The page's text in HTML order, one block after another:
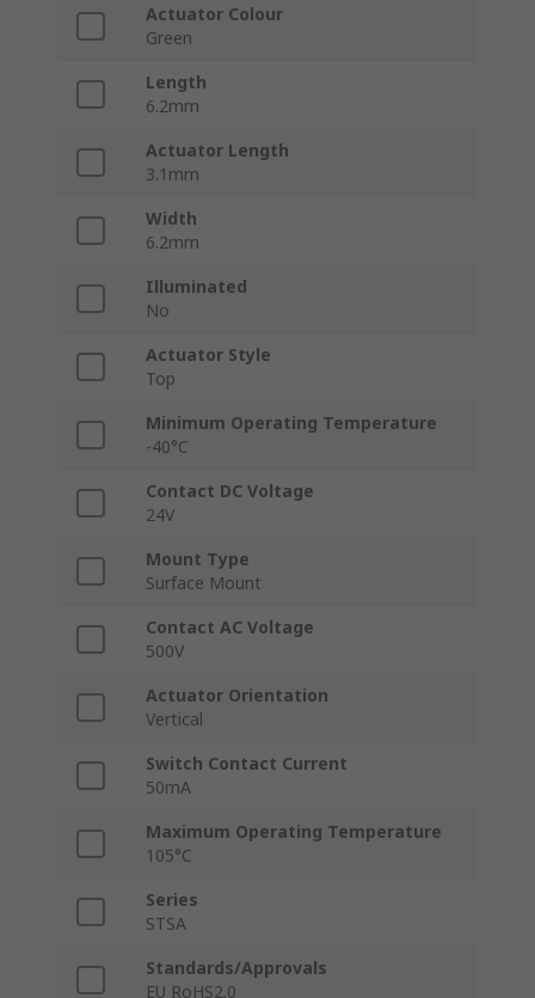
Actuator Colour
Green
Length
6.2mm
Actuator Length
3.1mm
Width
6.2mm
Illuminated
No
Actuator Style
Top
Minimum Operating Temperature
-40°C
Contact DC Voltage
24V
Mount Type
Surface Mount
Contact AC Voltage
500V
Actuator Orientation
Vertical
Switch Contact Current
50mA
Maximum Operating Temperature
105°C
Series
STSA
Standards/Approvals
EU RoHS2.0